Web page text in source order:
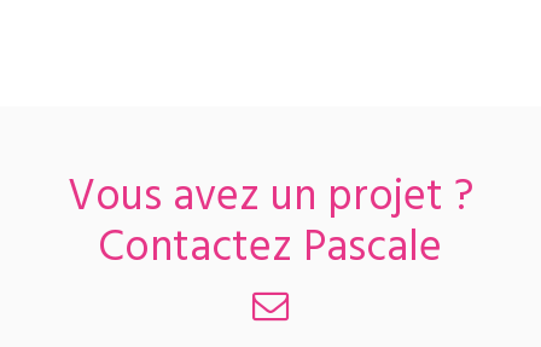
Vous avez un projet ?
Contactez Pascale